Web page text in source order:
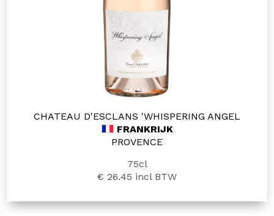
CHATEAU D'ESCLANS 'WHISPERING ANGEL
FRANKRIJK
PROVENCE
75cl
€ 26.45 incl BTW